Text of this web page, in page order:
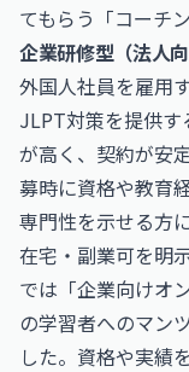
てもらう「コーチ
企業研修型（法人
外国人社員を雇用
JLPT対策を提供
が高く、契約が安
募時に資格や教育
専門性を示せる方
在宅・副業可を明
では「企業向けオ
の学習者へのマン
した。資格や実績